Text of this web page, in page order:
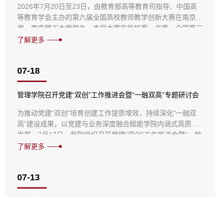
2026年7月20日至23日，由教育部高等教育司指导、中国高
等教育学会主办的第六届全国高校教师教学创新大赛在南京大
学、南京理工大学举办。本届大赛实施校赛、省赛、全国赛三
级赛制，按照新工科、新农科、新医科、新文科、基础课程、
加省赛，997个教师（团队）参加全国赛，淘汰30%后，699
个教师（团队）入围全国赛现...
了解更多
07-18
管理学院召开党建“双创”工作推进会暨“一融双高”专题研讨会
为推动党建“双创”培育创建工作提质增效，持续深化“一融双
高”建设成果，以党建与业务深度融合赋能学院内涵式高质量
发展，7月17日，我院组织召开党建“双创”工作推进会暨“一融
双高”建设专题研讨会。学院领导班子成员、党委委员、各党
题授课、答疑指导。陈国锋老师拥有丰富的高校基层党建创建
经验，是河北省高...
了解更多
07-13